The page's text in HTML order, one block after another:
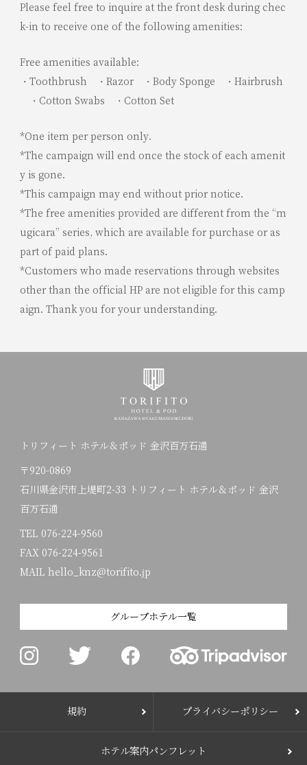
Please feel free to inquire at the front desk during chec
k-in to receive one of the following amenities:
Free amenities available:
・Toothbrush ・ Razor ・ Body Sponge ・ Hairbrush
・ Cotton Swabs ・ Cotton Set
*One item per person only.
*The campaign will end once the stock of each amenit
y is gone.
*This campaign may end without prior notice.
*The free amenities provided are different from the “m
ugicara” series, which are available for purchase or as
part of paid plans.
*Customers who made reservations through websites
other than the official HP are not eligible for this camp
aign. Thank you for your understanding.
トリフィート ホテル＆ポッド 金沢百万石通
〒920-0869
石川県金沢市上堤町2-33 トリフィート ホテル＆ポッド 金沢
百万石通
TEL 076-224-9560
FAX 076-224-9561
MAIL hello_knz@torifito.jp
グループホテル一覧
規約 プライバシーポリシー
ホテル案内パンフレット